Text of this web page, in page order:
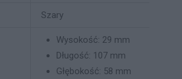
Szary
Wysokość: 29 mm
Długość: 107 mm
Głębokość: 58 mm